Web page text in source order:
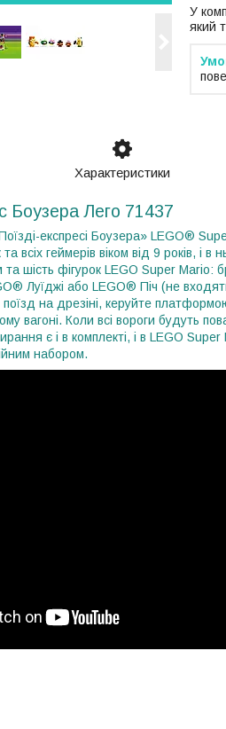
У
який
Характеристики
Боузера Лего 71437
експресі Боузера» LEGO®
всіх геймерів віком від 9 років, і
та шість фігурок LEGO Super
Луїджі або LEGO® Піч (не
на дрезіні, керуйте
Коли всі вороги будуть
є і в комплекті, і в LEGO
набором.